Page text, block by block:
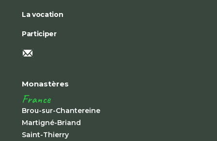
La vocation
Participer
Monastères
France
Brou-sur-Chantereine
Martigné-Briand
Saint-Thierry